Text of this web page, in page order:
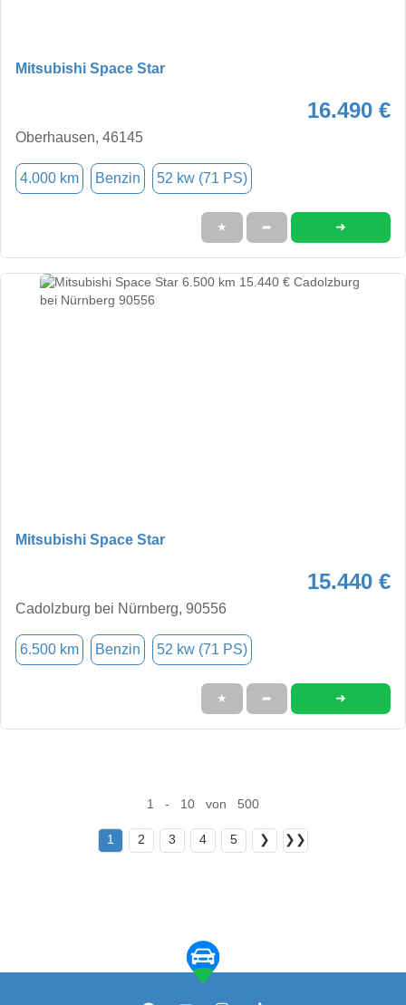
Mitsubishi Space Star
16.490 €
Oberhausen, 46145
4.000 km Benzin 52 kw (71 PS)
★ ➦ ➜
Mitsubishi Space Star
15.440 €
Cadolzburg bei Nürnberg, 90556
6.500 km Benzin 52 kw (71 PS)
★ ➦ ➜
1 - 10 von 500
1 2 3 4 5 ❯ ❯❯